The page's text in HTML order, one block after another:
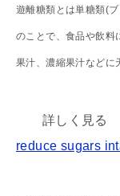
遊離糖類とは単糖類(
のことで、食品や飲料
果汁、濃縮果汁などに
詳しく見
reduce sugars